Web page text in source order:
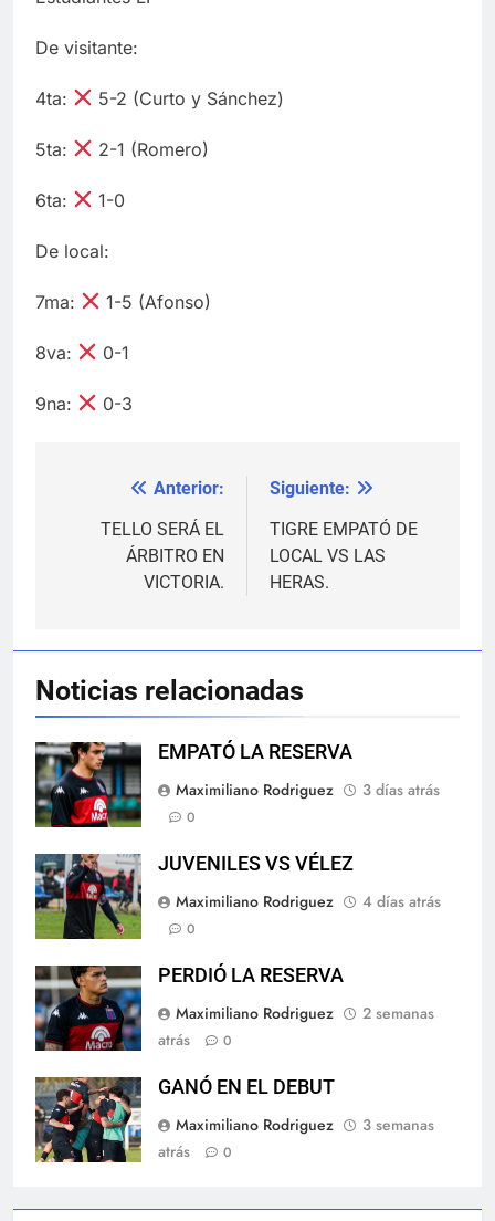
De visitante:
4ta: 5-2 (Curto y Sánchez)
5ta: 2-1 (Romero)
6ta: 1-0
De local:
7ma: 1-5 (Afonso)
8va: 0-1
9na: 0-3
Navegación
entradas
Anterior:
TELLO SERÁ EL
ÁRBITRO EN
VICTORIA.
Siguiente:
TIGRE EMPATÓ DE
LOCAL VS LAS
HERAS.
Noticias relacionadas
EMPATÓ LA RESERVA
Maximiliano Rodriguez
3 días atrás
0
JUVENILES VS VÉLEZ
Maximiliano Rodriguez
4 días atrás
0
PERDIÓ LA RESERVA
Maximiliano Rodriguez
2 semanas
atrás
0
GANÓ EN EL DEBUT
Maximiliano Rodriguez
3 semanas
atrás
0